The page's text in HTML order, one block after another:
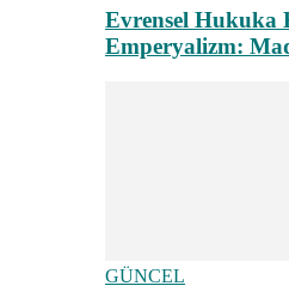
Evrensel Hukuka
Emperyalizm:
GÜNCEL